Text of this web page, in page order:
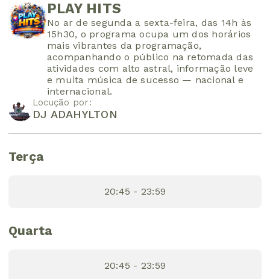
PLAY HITS
No ar de segunda a sexta-feira, das 14h às
15h30, o programa ocupa um dos horários
mais vibrantes da programação,
acompanhando o público na retomada das
atividades com alto astral, informação leve
e muita música de sucesso — nacional e
internacional.
Locução por:
DJ ADAHYLTON
Terça
20:45 - 23:59
Quarta
20:45 - 23:59